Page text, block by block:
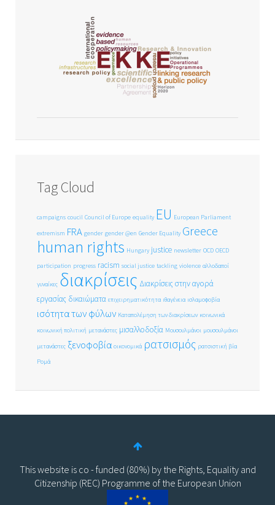
Tag Cloud
campaigns coucil Council of Europe equality EU European Parliament
extremism FRA gender gender @en Gender Equality Greece
human rights Hungary justice newsletter OCD OECD
participation progress racism social justice tackling violence αλλοδαποί
γυναίκες διακρίσεις Διακρίσεις στην αγορά
εργασίας δικαιώματα επιχειρηματικότητα ιθαγένεια ισλαμοφοβία
ισότητα των φύλων Καταπολέμηση των διακρίσεων κοινωνικά
κοινωνική πολιτική μετανάστες μισαλλοδοξία Μουσουλμάνοι μουσουλμάνοι
μετανάστες ξενοφοβία οικονομικά ρατσισμός ρατσιστική βία
Ρομά
This website is co - funded (80%) by the Rights, Equality and
Citizenship (REC) Programme of the European Union